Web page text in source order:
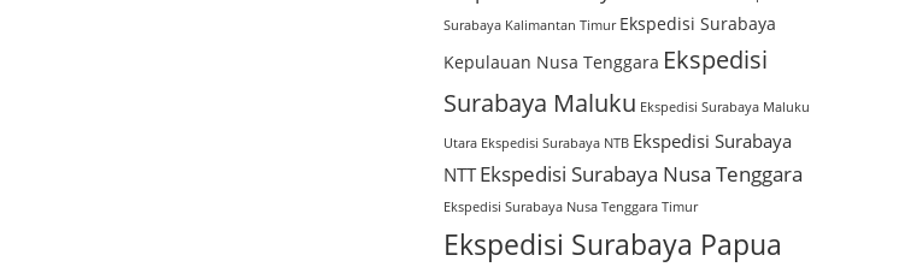
Surabaya Kalimantan Timur Ekspedisi Surabaya
Kepulauan Nusa Tenggara Ekspedisi
Surabaya Maluku Ekspedisi Surabaya Maluku
Utara Ekspedisi Surabaya NTB Ekspedisi Surabaya
NTT Ekspedisi Surabaya Nusa Tenggara
Ekspedisi Surabaya Nusa Tenggara Timur
Ekspedisi Surabaya Papua